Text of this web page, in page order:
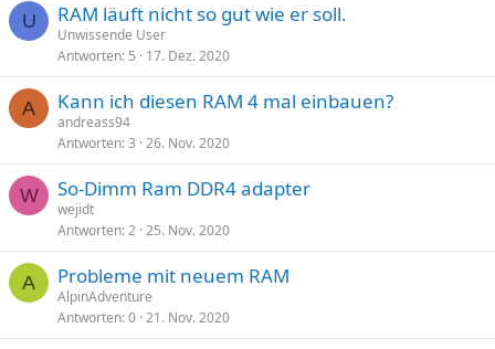
U RAM läuft nicht so gut wie er soll.
Unwissende User
Antworten 5 17. Dez. 2020
A Kann ich diesen RAM 4 mal einbauen?
andreass94
Antworten 3 26. Nov. 2020
W So-Dimm Ram DDR4 adapter
wejidt
Antworten 2 25. Nov. 2020
A Probleme mit neuem RAM
AlpinAdventure
Antworten 0 21. Nov. 2020